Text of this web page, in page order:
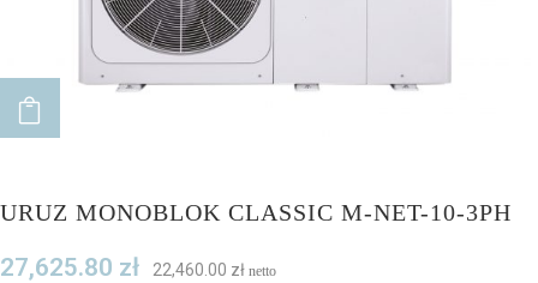
URUZ MONOBLOK CLASSIC M-NET-10-3PH
27,625.80 zł 22,460.00 zł netto